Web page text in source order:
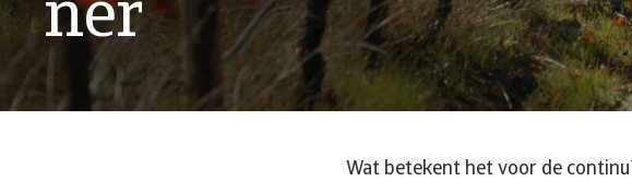
ner
Wat betekent het voor de